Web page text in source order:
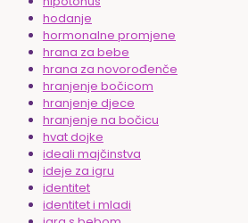
hodanje
hormonalne promjene
hrana za bebe
hrana za novorođenče
hranjenje bočicom
hranjenje djece
hranjenje na bočicu
hvat dojke
ideali majčinstva
ideje za igru
identitet
identitet i mladi